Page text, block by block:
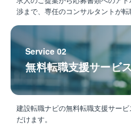
を受験いただけます。ほ
務しています。
■職場環境：
西日本支社全体で200名ほ
が在籍しています。
案件規模にもよりますが
を行っていただき、一部
などして、おひとりに業
います。
渉まで、専任のコンサルタントが転
Service 02
無料転職支援サービ
建設転職ナビの無料転職支援サー
だけます。